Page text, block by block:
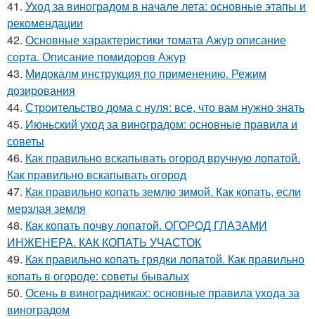
41. Уход за виноградом в начале лета: основные этапы и
рекомендации
42. Основные характеристики томата Ажур описание
сорта. Описание помидоров Ажур
43. Мидокалм инструкция по применению. Режим
дозирования
44. Строительство дома с нуля: все, что вам нужно знать
45. Июньский уход за виноградом: основные правила и
советы
46. Как правильно вскапывать огород вручную лопатой.
Как правильно вскапывать огород
47. Как правильно копать землю зимой. Как копать, если
мерзлая земля
48. Как копать почву лопатой. ОГОРОД ГЛАЗАМИ
ИНЖЕНЕРА. КАК КОПАТЬ УЧАСТОК
49. Как правильно копать грядки лопатой. Как правильно
копать в огороде: советы бывалых
50. Осень в виноградниках: основные правила ухода за
виноградом